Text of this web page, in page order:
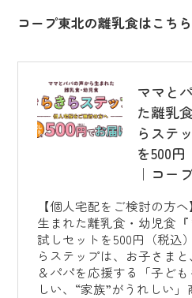
コープ東北の離乳食はこちら
ママと
た離乳
らステ
を500円
｜コー
【個人宅配をご検討の方
生まれた離乳食・幼児食
試しセットを500円（税込
らステップは、お子さま
＆パパを応援する「子ど
しい、“家族”がうれしい」